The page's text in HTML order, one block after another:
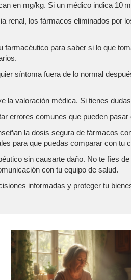
en mg/kg. Si un médico indica 10
renal, los fármacos eliminados por
farmacéutico para saber si lo que
síntoma fuera de lo normal
la valoración médica. Si tienes
errores comunes que pueden
la dosis segura de fármacos
para que puedas comparar con tu
sin causarte daño. No te fíes
con tu equipo de salud.
informadas y proteger tu